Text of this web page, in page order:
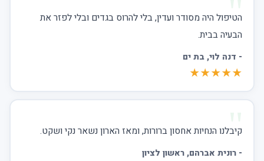
הטיפול היה מסודר ועדין, בלי להרוס בגדים ובלי לפזר את
הבעיה בבית.
- דנה לוי, בת ים
★★★★★
קיבלנו הנחיות אחסון ברורות, ומאז הארון נשאר נקי ושקט.
-רונית אברהם, ראשון לציון